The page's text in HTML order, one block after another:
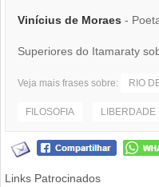
Vinícius de Moraes -
Superiores do Itamaraty
Veja mais frases sobre: RIO
FILOSOFIA LIBERDADE
Links Patrocinados